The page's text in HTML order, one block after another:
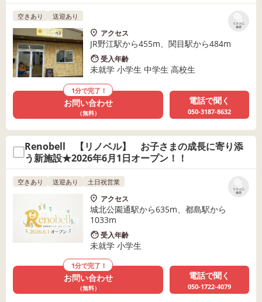
リストに
保存
空きあり 送迎あり
アクセス
JR野江駅から455m、関目駅から484m
受入年齢
未就学 小学生 中学生 高校生
1分で完了！
お問い合わせ
（無料）
電話で聞く
050-3187-8632
Renobell 【リノベル】 お子さまの成長に寄り添
う新施設★2026年6月1日オープン！！
リストに
保存
空きあり 送迎あり 土日祝営業
アクセス
城北公園通駅から635m、都島駅から
1033m
受入年齢
未就学 小学生
1分で完了！
お問い合わせ
（無料）
電話で聞く
050-1722-4079